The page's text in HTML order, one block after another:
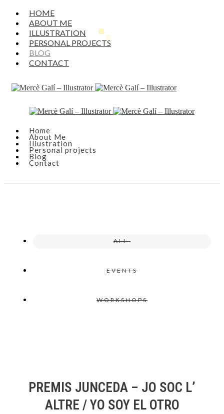
HOME
ABOUT ME
ILLUSTRATION
PERSONAL PROJECTS
BLOG
CONTACT
Home
About Me
Illustration
Personal projects
Blog
Contact
ALL
EVENTS
WORKSHOPS
PREMIS JUNCEDA – JO SOC L’
ALTRE / YO SOY EL OTRO